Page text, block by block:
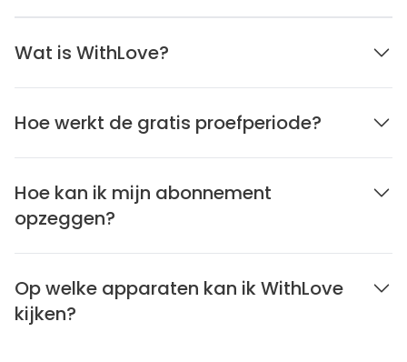
Wat is WithLove?
Hoe werkt de gratis proefperiode?
Hoe kan ik mijn abonnement
opzeggen?
Op welke apparaten kan ik WithLove
kijken?